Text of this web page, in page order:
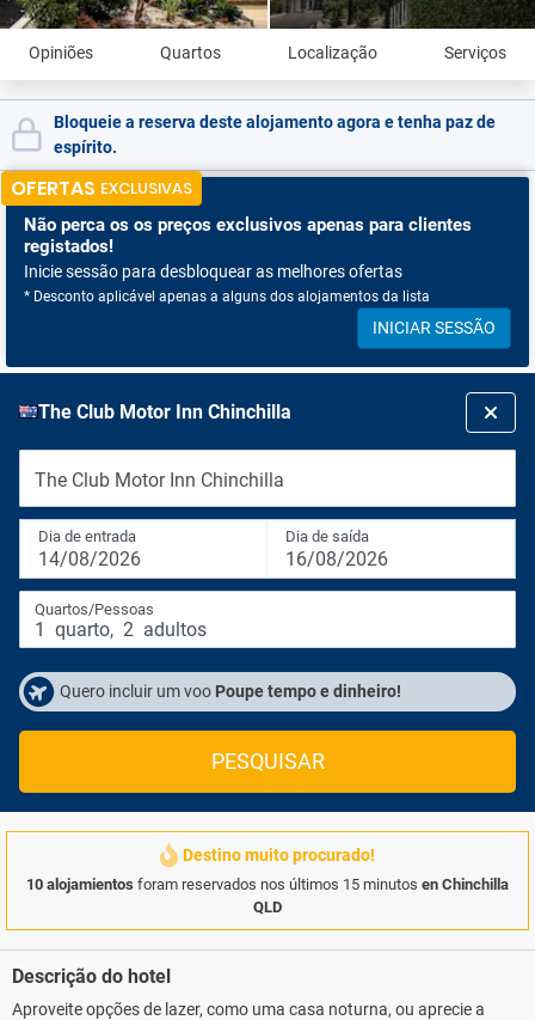
Opiniões Quartos Localização Serviços
Bloqueie a reserva deste alojamento agora e tenha paz de
espírito.
OFERTAS EXCLUSIVAS
Não perca os os preços exclusivos apenas para clientes
registados!
Inicie sessão para desbloquear as melhores ofertas
* Desconto aplicável apenas a alguns dos alojamentos da lista
INICIAR SESSÃO
The Club Motor Inn Chinchilla
The Club Motor Inn Chinchilla
Dia de entrada
14/08/2026
Dia de saída
16/08/2026
Quartos/Pessoas
1 quarto, 2 adultos
Quero incluir um voo Poupe tempo e dinheiro!
PESQUISAR
Destino muito procurado!
10 alojamientos foram reservados nos últimos 15 minutos en Chinchilla
QLD
Descrição do hotel
Aproveite opções de lazer, como uma casa noturna, ou aprecie a